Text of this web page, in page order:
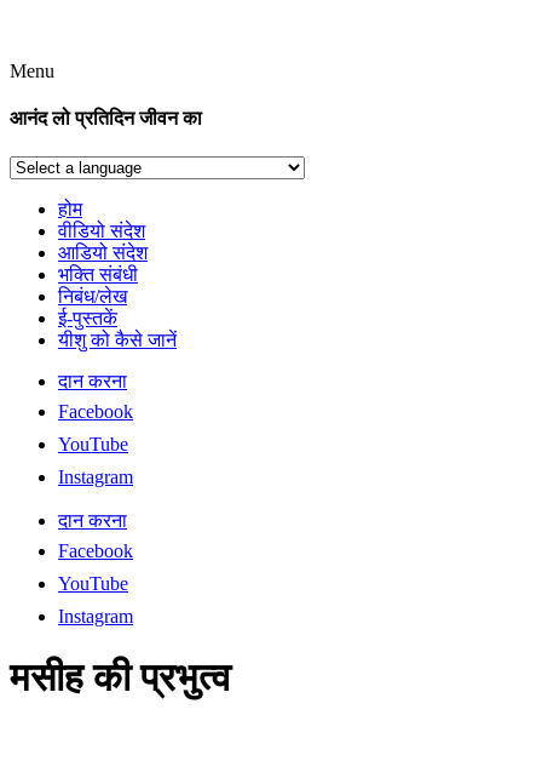
Menu
आनंद लो प्रतिदिन जीवन का
होम
वीडियो संदेश
आडियो संदेश
भक्ति संबंधी
निबंध/लेख
ई-पुस्तकें
यीशु को कैसे जानें
दान करना
Facebook
YouTube
Instagram
दान करना
Facebook
YouTube
Instagram
मसीह की प्रभुत्व